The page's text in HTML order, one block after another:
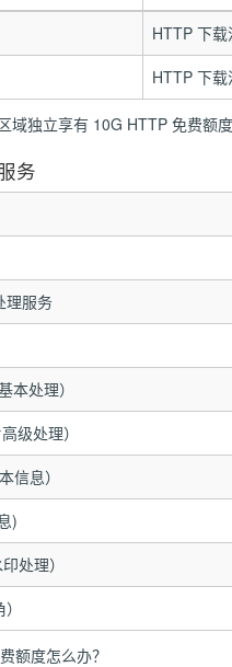
HTTP 下载
HTTP 下载
域独立享有 10G HTTP 免费额度
务
理服务
本处理）
级处理）
信息）
)
处理）
额度怎么办？